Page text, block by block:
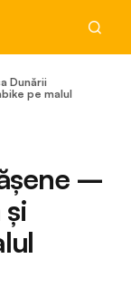
Dunării
pe malul
–